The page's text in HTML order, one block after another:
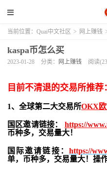
当前位置： Quai中文社区 > 网上赚钱
kaspa币怎么买
2023-01-28 分类： 网上赚钱 阅读
目前不清退的交易所推荐：
1、全球第二大交易所OKX
国区邀请链接： https://
币种多，交易量大！
国际邀请链接： https://
单， 币种多，交易量大！操